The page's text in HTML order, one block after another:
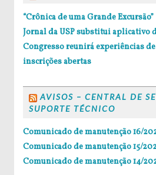
“Crônica de uma Grande Excursão”
Jornal da USP substitui aplicativo
Congresso reunirá experiências
inscrições abertas
AVISOS – CENTRAL DE
SUPORTE TÉCNICO
Comunicado de manutenção 16/
Comunicado de manutenção 15/
Comunicado de manutenção 14/